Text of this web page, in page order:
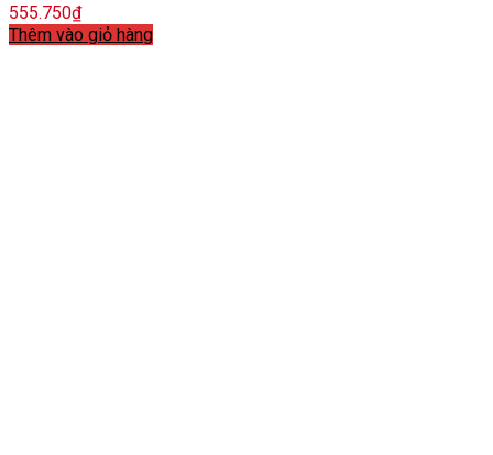
555.750₫
Thêm vào giỏ hàng